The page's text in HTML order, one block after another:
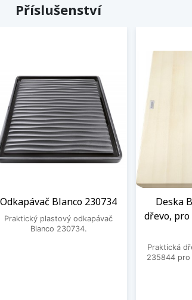
Příslušenství
Odkapávač Blanco 230734
Praktický plastový odkapávač
Blanco 230734.
Deska
dřevo,
Praktická
235844 pro